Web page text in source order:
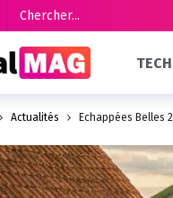
Actualités Echappées Belles